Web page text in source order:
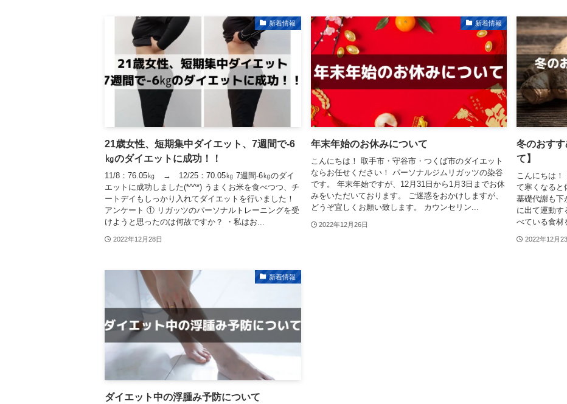
新着情報
21歳女性、短期集中ダイエット、7週間で-6
㎏のダイエットに成功！！
11/8：76.05㎏ → 12/25：70.05㎏ 7週間-6㎏のダイ
エットに成功しました(*^^*) うまくお米を食べつつ、チ
ートデイもしっかり入れてダイエットを行いました！
アンケート ① リガッツのパーソナルトレーニングを受
けようと思ったのは何故ですか？ ・私はお...
2022年12月28日
新着情報
年末年始のお休みについて
こんにちは！ 取手市・守谷市・つくば市のダイエット
ならお任せください！ パーソナルジムリガッツの染谷
です。 年末年始ですが、12月31日から1月3日までお休
みをいただいております。 ご迷惑をおかけしますが、
どうぞ宜しくお願い致します。 カウンセリン...
2022年12月26日
冬のおす
て】
こんにちは！
て寒くなると
基礎代謝も下
に出て運動す
べている食材
2022年12月
新着情報
ダイエット中の浮腫み予防について